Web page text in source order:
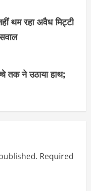
थम रहा अवैध मिट्टी
तक ने उठाया हाथ;
Required